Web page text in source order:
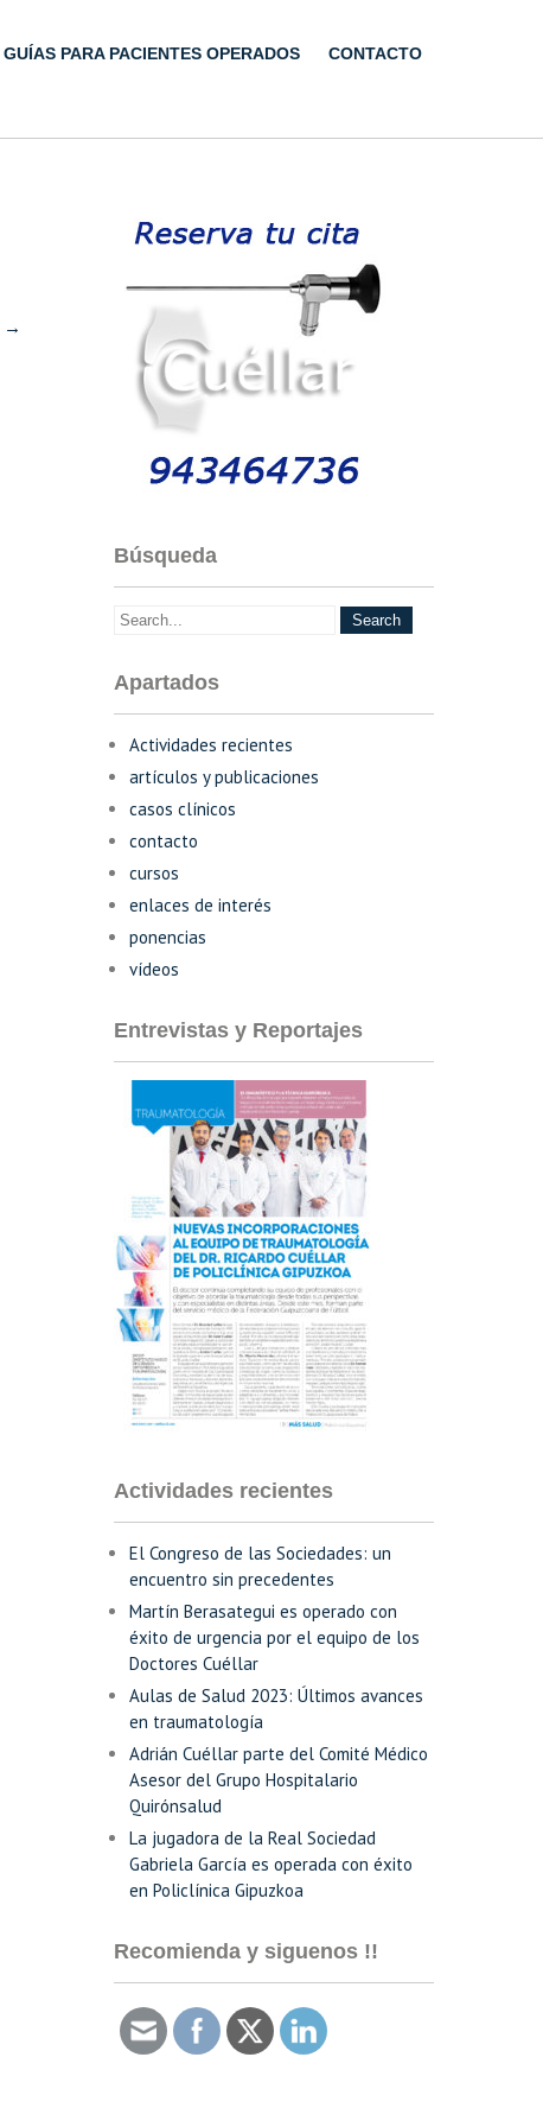
GUÍAS PARA PACIENTES OPERADOS CONTACTO
→
Búsqueda
Apartados
Actividades recientes
artículos y publicaciones
casos clínicos
contacto
cursos
enlaces de interés
ponencias
vídeos
Entrevistas y Reportajes
Actividades recientes
El Congreso de las Sociedades: un
encuentro sin precedentes
Martín Berasategui es operado con
éxito de urgencia por el equipo de los
Doctores Cuéllar
Aulas de Salud 2023: Últimos avances
en traumatología
Adrián Cuéllar parte del Comité Médico
Asesor del Grupo Hospitalario
Quirónsalud
La jugadora de la Real Sociedad
Gabriela García es operada con éxito
en Policlínica Gipuzkoa
Recomienda y siguenos !!